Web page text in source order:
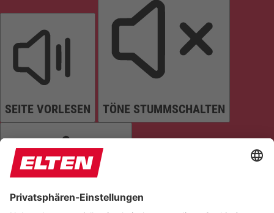
SEITE VORLESEN TÖNE STUMMSCHALTEN